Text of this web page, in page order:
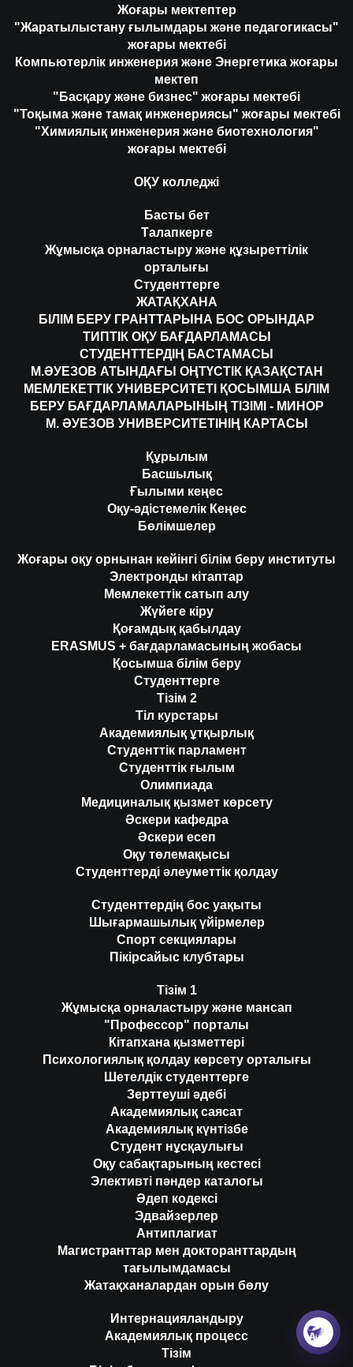
Жоғары мектептер
"Жаратылыстану ғылымдары және педагогикасы"
жоғары мектебі
Компьютерлік инженерия және Энергетика жоғары
мектеп
"Басқару және бизнес" жоғары мектебі
"Тоқыма және тамақ инженериясы" жоғары мектебі
"Химиялық инженерия және биотехнология"
жоғары мектебі
ОҚУ колледжі
Басты бет
Талапкерге
Жұмысқа орналастыру және құзыреттілік
орталығы
Студенттерге
ЖАТАҚХАНА
БІЛІМ БЕРУ ГРАНТТАРЫНА БОС ОРЫНДАР
ТИПТІК ОҚУ БАҒДАРЛАМАСЫ
СТУДЕНТТЕРДІҢ БАСТАМАСЫ
М.ӘУЕЗОВ АТЫНДАҒЫ ОҢТҮСТІК ҚАЗАҚСТАН
МЕМЛЕКЕТТІК УНИВЕРСИТЕТІ ҚОСЫМША БІЛІМ
БЕРУ БАҒДАРЛАМАЛАРЫНЫҢ ТІЗІМІ - МИНОР
М. ӘУЕЗОВ УНИВЕРСИТЕТІНІҢ КАРТАСЫ
Құрылым
Басшылық
Ғылыми кеңес
Оқу-әдістемелік Кеңес
Бөлімшелер
Жоғары оқу орнынан кейінгі білім беру институты
Электронды кітаптар
Мемлекеттік сатып алу
Жүйеге кіру
Қоғамдық қабылдау
ERASMUS + бағдарламасының жобасы
Қосымша білім беру
Студенттерге
Тізім 2
Тіл курстары
Академиялық ұтқырлық
Студенттік парламент
Студенттік ғылым
Олимпиада
Медициналық қызмет көрсету
Әскери кафедра
Әскери есеп
Оқу төлемақысы
Студенттерді әлеуметтік қолдау
Студенттердің бос уақыты
Шығармашылық үйірмелер
Спорт секциялары
Пікірсайыс клубтары
Тізім 1
Жұмысқа орналастыру және мансап
"Профессор" порталы
Кітапхана қызметтері
Психологиялық қолдау көрсету орталығы
Шетелдік студенттерге
Зерттеуші әдебі
Академиялық саясат
Академиялық күнтізбе
Студент нұсқаулығы
Оқу сабақтарының кестесі
Элективті пәндер каталогы
Әдеп кодексі
Эдвайзерлер
Антиплагиат
Магистранттар мен докторанттардың
тағылымдамасы
Жатақханалардан орын бөлу
Интернацияландыру
Академиялық процесс
Тізім